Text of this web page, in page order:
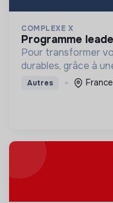
COMPLEXE X
programme
Pour transformer
durables, grâce à
outils concrets et
Autres France